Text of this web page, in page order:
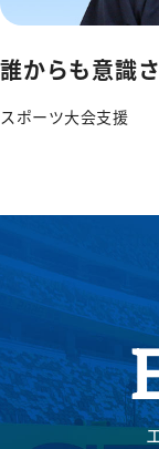
誰からも意識さ
スポーツ大会支援